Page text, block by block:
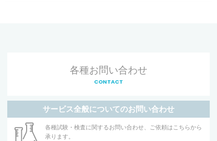
各種お問い合わせ
CONTACT
サービス全般についてのお問い合わせ
各種試験・検査に関するお問い合わせ、ご依頼はこちらから
承ります。